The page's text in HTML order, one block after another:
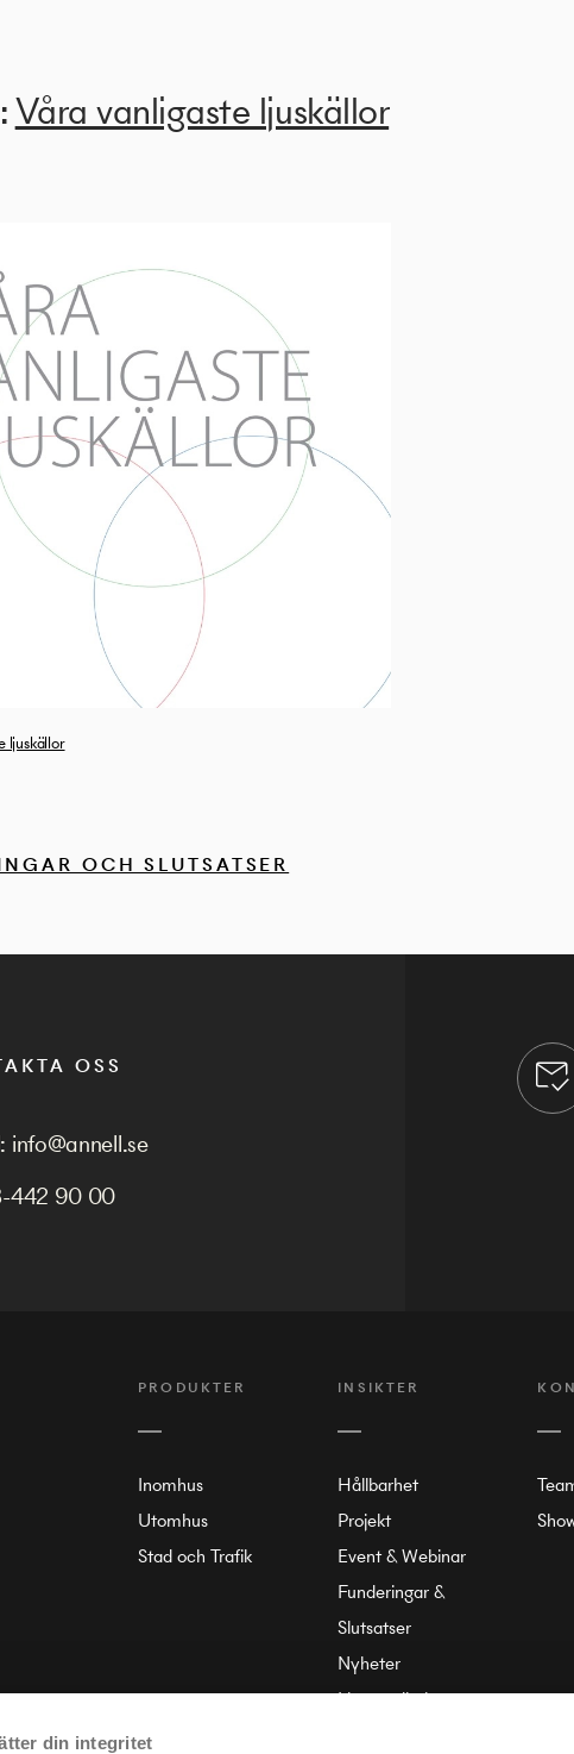
din integritet
Våra vanligaste ljuskällor
ljuskällor
OCH SLUTSATSER
OSS
info@annell.se
442 90 00
PRODUKTER
Inomhus
Utomhus
Stad och Trafik
INSIKTER
Hållbarhet
Projekt
Event & Webinar
Funderingar &
Slutsatser
Nyheter
Liten ordbok